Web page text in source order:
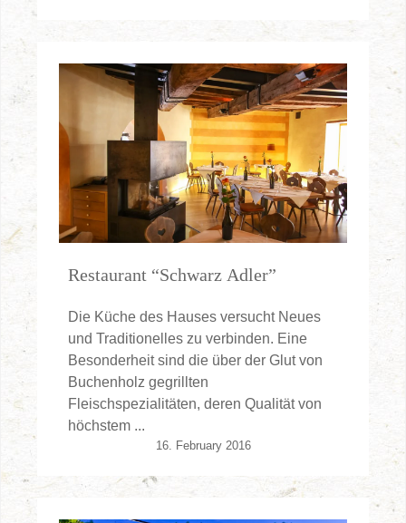
Restaurant “Schwarz Adler”
Die Küche des Hauses versucht Neues
und Traditionelles zu verbinden. Eine
Besonderheit sind die über der Glut von
Buchenholz gegrillten
Fleischspezialitäten, deren Qualität von
höchstem ...
16. February 2016